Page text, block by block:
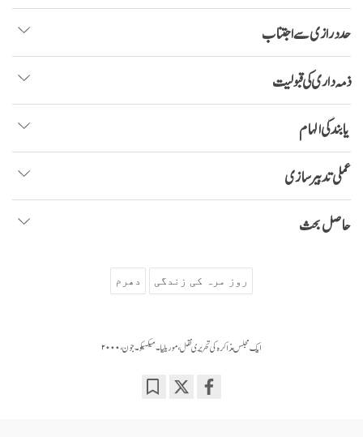
حد درازی سے اجتناب
ذمہ داری کی قبولیت
یابندگی الہام
عملی تدبیر سازی
حاصل بحث
روز مرہ کی زندگی دھرم
ایک مجلس مذاکرہ کی تحریری نقل، موریلیا۔ میکسیکو ۔ جون، ۲۰۰۰